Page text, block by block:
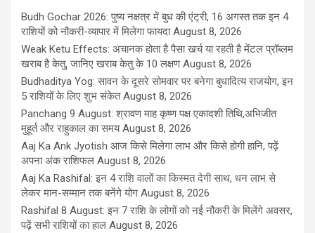
Budh Gochar 2026: पुष्य नक्षत्र में बुध की एंट्री, 16 अगस्त तक इन 4
राशियों को नौकरी-व्यापार में मिलेगा फायदा August 8, 2026
Weak Ketu Effects: अचानक होता है पैसा खर्च या रहती है मेंटल प्रॉब्लम
खराब है केतु, जानिए खराब केतु के 10 लक्षण August 8, 2026
Budhaditya Yog: सावन के दूसरे सोमवार पर बनेगा बुधादित्य राजयोग, इन
5 राशियों के लिए शुभ संकेत August 8, 2026
Panchang 9 August: श्रावण माह कृष्ण पक्ष एकादशी तिथि,अभिजीत
मुहूर्त और राहुकाल का समय August 8, 2026
Aaj Ka Ank Jyotish आज किसे मिलेगा लाभ और किसे होगी हानि, पढ़ें
अपना अंक राशिफल August 8, 2026
Aaj Ka Rashifal: इन 4 राशि वालों का किस्मत देगी साथ, धन लाभ से
लेकर मान-सम्मान तक बनेंगे योग August 8, 2026
Rashifal 8 August: इन 7 राशि के लोगों को नई नौकरी के मिलेंगे अवसर,
पढ़ें सभी राशियों का हाल August 8, 2026